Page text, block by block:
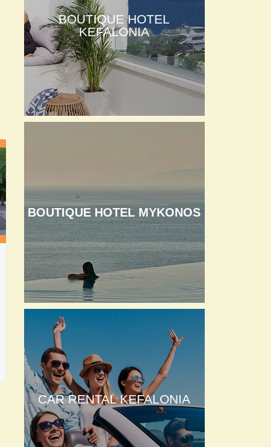
BOUTIQUE HOTEL
KEFALONIA
BOUTIQUE HOTEL MYKONOS
CAR RENTAL KEFALONIA